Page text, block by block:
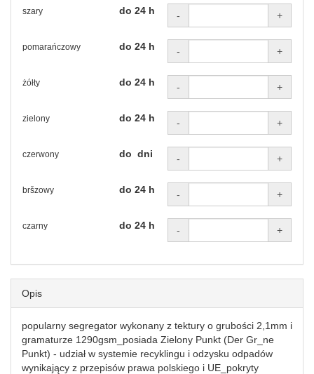
szary do 24 h - +
pomarańczowy do 24 h - +
żółty do 24 h - +
zielony do 24 h - +
czerwony do dni - +
bršzowy do 24 h - +
czarny do 24 h - +
Opis
popularny segregator wykonany z tektury o grubości 2,1mm i
gramaturze 1290gsm_posiada Zielony Punkt (Der Gr_ne
Punkt) - udział w systemie recyklingu i odzysku odpadów
wynikający z przepisów prawa polskiego i UE_pokryty